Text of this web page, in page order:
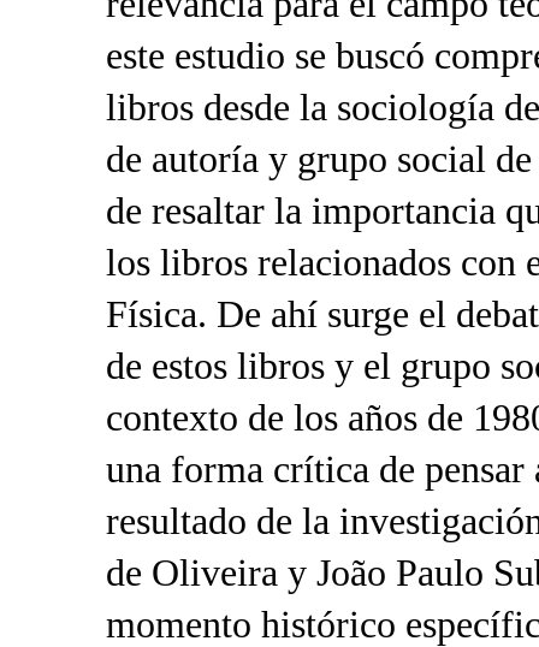
este estudio se buscó
libros desde la sociología
de autoría y grupo social
de resaltar la importancia
los libros relacionados con
Física. De ahí surge el
de estos libros y el grupo
contexto de los años de
una forma crítica de
resultado de la
de Oliveira y João Paulo
momento histórico